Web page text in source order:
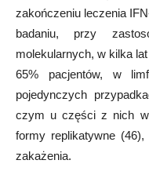
zakończeniu leczenia
badaniu, przy
molekularnych, w kilka
65% pacjentów, w
pojedynczych
czym u części z nich w
formy replikatywne
zakażenia.